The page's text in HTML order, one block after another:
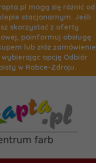
mogą się różnić od
stacjonarnym. Jeśli
skorzystać z oferty
poinformuj obsługę
lub złóż zamówienie
opcję Odbiór
w Rabce-Zdroju.